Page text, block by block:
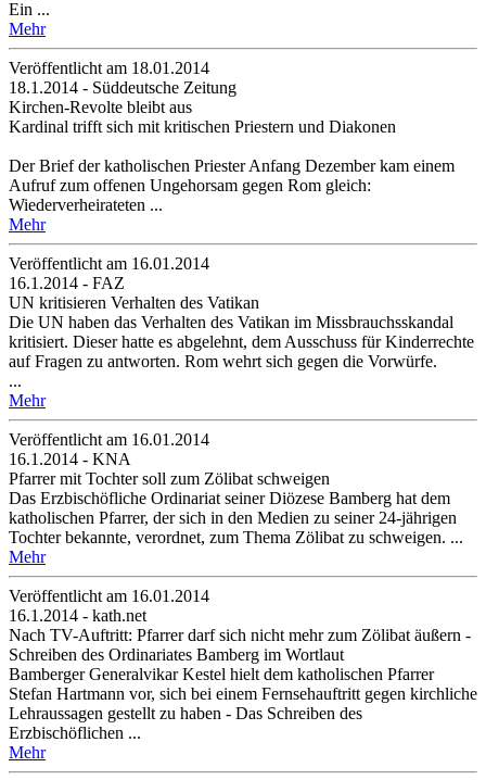
Ein ...
Mehr
Veröffentlicht am 18­.01.2014
18.1.2014 - Süddeutsche Zeitung
Kirchen-Revolte bleibt aus
Kardinal trifft sich mit kritischen Priestern und Diakonen
Der Brief der katholischen Priester Anfang Dezember kam einem
Aufruf zum offenen Ungehorsam gegen Rom gleich:
Wiederverheirateten ...
Mehr
Veröffentlicht am 16­.01.2014
16.1.2014 - FAZ
UN kritisieren Verhalten des Vatikan
Die UN haben das Verhalten des Vatikan im Missbrauchsskandal
kritisiert. Dieser hatte es abgelehnt, dem Ausschuss für Kinderrechte
auf Fragen zu antworten. Rom wehrt sich gegen die Vorwürfe.
...
Mehr
Veröffentlicht am 16­.01.2014
16.1.2014 - KNA
Pfarrer mit Tochter soll zum Zölibat schweigen
Das Erzbischöfliche Ordinariat seiner Diözese Bamberg hat dem
katholischen Pfarrer, der sich in den Medien zu seiner 24-jährigen
Tochter bekannte, verordnet, zum Thema Zölibat zu schweigen. ...
Mehr
Veröffentlicht am 16­.01.2014
16.1.2014 - kath.net
Nach TV-Auftritt: Pfarrer darf sich nicht mehr zum Zölibat äußern -
Schreiben des Ordinariates Bamberg im Wortlaut
Bamberger Generalvikar Kestel hielt dem katholischen Pfarrer
Stefan Hartmann vor, sich bei einem Fernsehauftritt gegen kirchliche
Lehraussagen gestellt zu haben - Das Schreiben des
Erzbischöflichen ...
Mehr